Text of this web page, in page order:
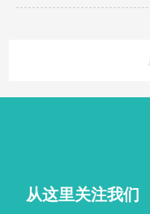
从这里关注我们